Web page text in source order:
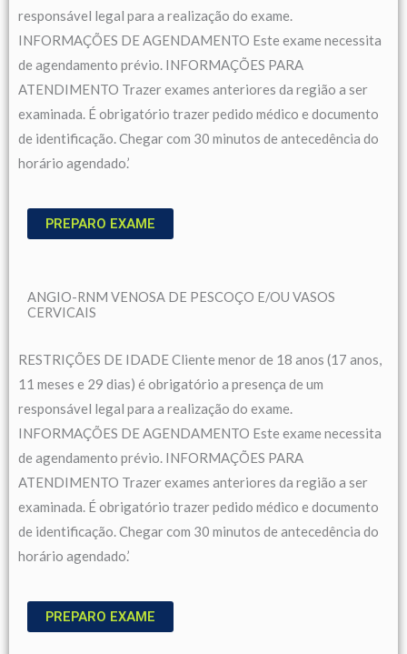
responsável legal para a realização do exame.
INFORMAÇÕES DE AGENDAMENTO Este exame necessita
de agendamento prévio. INFORMAÇÕES PARA
ATENDIMENTO Trazer exames anteriores da região a ser
examinada. É obrigatório trazer pedido médico e documento
de identificação. Chegar com 30 minutos de antecedência do
horário agendado.’
PREPARO EXAME
ANGIO-RNM VENOSA DE PESCOÇO E/OU VASOS
CERVICAIS
RESTRIÇÕES DE IDADE Cliente menor de 18 anos (17 anos,
11 meses e 29 dias) é obrigatório a presença de um
responsável legal para a realização do exame.
INFORMAÇÕES DE AGENDAMENTO Este exame necessita
de agendamento prévio. INFORMAÇÕES PARA
ATENDIMENTO Trazer exames anteriores da região a ser
examinada. É obrigatório trazer pedido médico e documento
de identificação. Chegar com 30 minutos de antecedência do
horário agendado.’
PREPARO EXAME